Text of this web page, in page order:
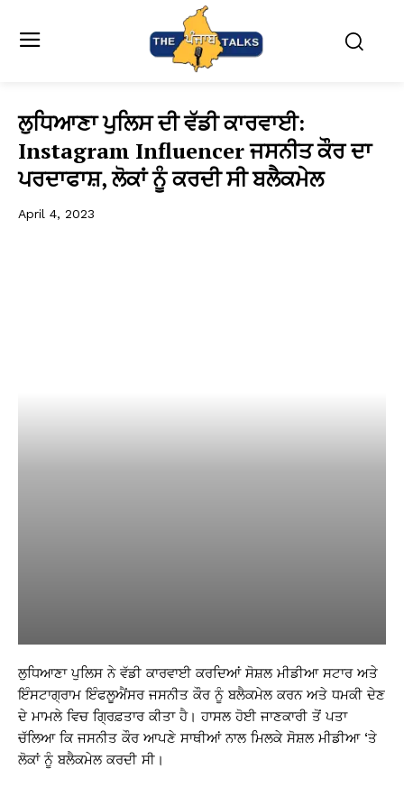
ਲੁਧਿਆਣਾ ਪੁਲਿਸ ਦੀ ਵੱਡੀ ਕਾਰਵਾਈ:
Instagram Influencer ਜਸਨੀਤ ਕੌਰ ਦਾ
ਪਰਦਾਫਾਸ਼, ਲੋਕਾਂ ਨੂੰ ਕਰਦੀ ਸੀ ਬਲੈਕਮੇਲ
April 4, 2023
ਲੁਧਿਆਣਾ ਪੁਲਿਸ ਨੇ ਵੱਡੀ ਕਾਰਵਾਈ ਕਰਦਿਆਂ ਸੋਸ਼ਲ ਮੀਡੀਆ ਸਟਾਰ ਅਤੇ
ਇੰਸਟਾਗ੍ਰਾਮ ਇੰਫਲੂਐਂਸਰ ਜਸਨੀਤ ਕੌਰ ਨੂੰ ਬਲੈਕਮੇਲ ਕਰਨ ਅਤੇ ਧਮਕੀ ਦੇਣ
ਦੇ ਮਾਮਲੇ ਵਿਚ ਗ੍ਰਿਫ਼ਤਾਰ ਕੀਤਾ ਹੈ। ਹਾਸਲ ਹੋਈ ਜਾਣਕਾਰੀ ਤੋਂ ਪਤਾ
ਚੱਲਿਆ ਕਿ ਜਸਨੀਤ ਕੌਰ ਆਪਣੇ ਸਾਥੀਆਂ ਨਾਲ ਮਿਲਕੇ ਸੋਸ਼ਲ ਮੀਡੀਆ ‘ਤੇ
ਲੋਕਾਂ ਨੂੰ ਬਲੈਕਮੇਲ ਕਰਦੀ ਸੀ।